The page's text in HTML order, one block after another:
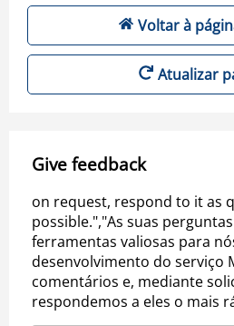
Voltar à
Atualizar
Give feedback
on request, respond to it as
possible.","As suas
ferramentas valiosas para
desenvolvimento do serviço
comentários e, mediante
respondemos a eles o mais